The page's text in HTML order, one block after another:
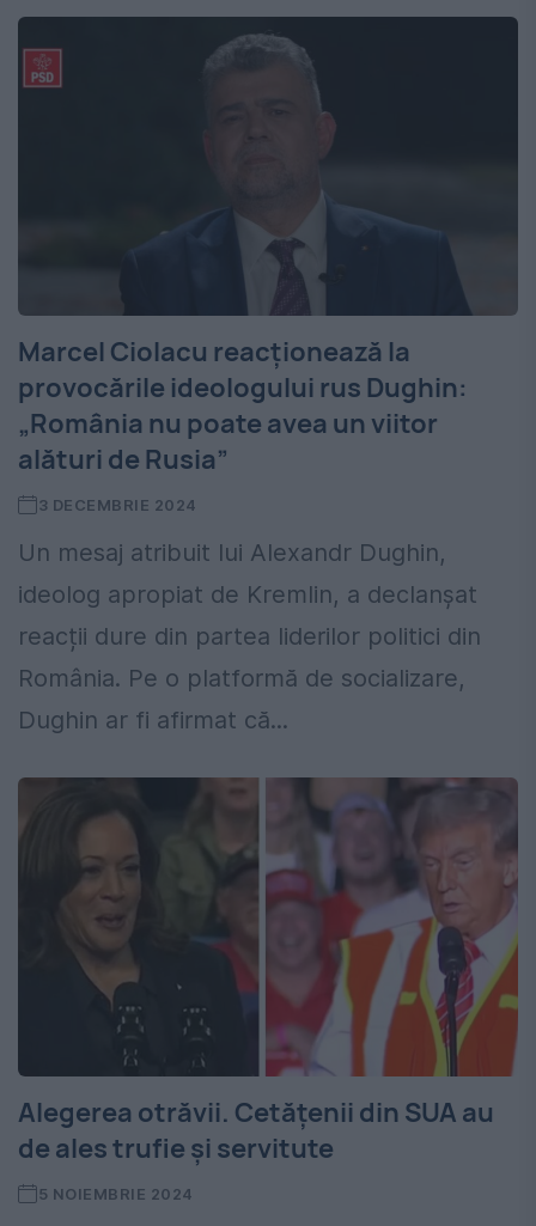
Marcel Ciolacu reacționează la
provocările ideologului rus Dughin:
„România nu poate avea un viitor
alături de Rusia”
3 DECEMBRIE 2024
Un mesaj atribuit lui Alexandr Dughin,
ideolog apropiat de Kremlin, a declanșat
reacții dure din partea liderilor politici din
România. Pe o platformă de socializare,
Dughin ar fi afirmat că...
Alegerea otrăvii. Cetățenii din SUA au
de ales trufie și servitute
5 NOIEMBRIE 2024